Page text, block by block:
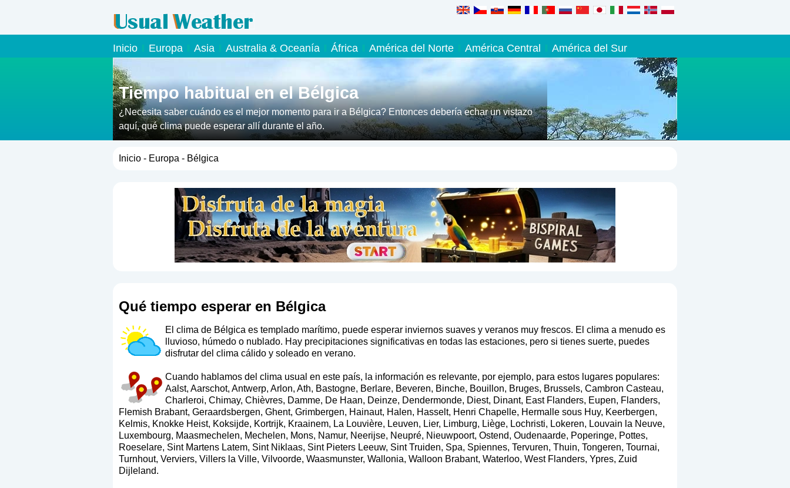
Inicio Europa Asia Australia & Oceanía África América del Norte América Central América del Sur
Tiempo habitual en el Bélgica
¿Necesita saber cuándo es el mejor momento para ir a Bélgica? Entonces debería echar un vistazo
aquí, qué clima puede esperar allí durante el año.
Inicio- Europa - Bélgica
Qué tiempo esperar en Bélgica
El clima de Bélgica es templado marítimo, puede esperar inviernos suaves y veranos muy frescos. El clima a menudo es
lluvioso, húmedo o nublado. Hay precipitaciones significativas en todas las estaciones, pero si tienes suerte, puedes
disfrutar del clima cálido y soleado en verano.
Cuando hablamos del clima usual en este país, la información es relevante, por ejemplo, para estos lugares populares:
Aalst, Aarschot, Antwerp, Arlon, Ath, Bastogne, Berlare, Beveren, Binche, Bouillon, Bruges, Brussels, Cambron Casteau,
Charleroi, Chimay, Chièvres, Damme, De Haan, Deinze, Dendermonde, Diest, Dinant, East Flanders, Eupen, Flanders,
Flemish Brabant, Geraardsbergen, Ghent, Grimbergen, Hainaut, Halen, Hasselt, Henri Chapelle, Hermalle sous Huy, Keerbergen,
Kelmis, Knokke Heist, Koksijde, Kortrijk, Kraainem, La Louvière, Leuven, Lier, Limburg, Liège, Lochristi, Lokeren, Louvain la Neuve,
Luxembourg, Maasmechelen, Mechelen, Mons, Namur, Neerijse, Neupré, Nieuwpoort, Ostend, Oudenaarde, Poperinge, Pottes,
Roeselare, Sint Martens Latem, Sint Niklaas, Sint Pieters Leeuw, Sint Truiden, Spa, Spiennes, Tervuren, Thuin, Tongeren, Tournai,
Turnhout, Verviers, Villers la Ville, Vilvoorde, Waasmunster, Wallonia, Walloon Brabant, Waterloo, West Flanders, Ypres, Zuid
Dijleland.